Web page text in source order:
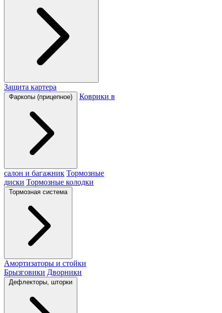
Защита картера
Фаркопы (прицепное) Коврики в
салон и багажник Тормозные
диски Тормозные колодки
Тормозная система
Амортизаторы и стойки
Брызговики Дворники
Дефлекторы, шторки